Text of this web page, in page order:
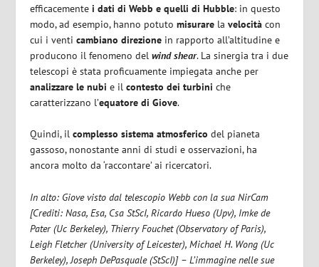
efficacementei dati di Webb e quelli di Hubble: in questo
modo, ad esempio, hanno potutomisurare lavelocità con
cui i venticambiano direzione in rapporto all’altitudine e
producono il fenomeno delwind shear. La sinergia tra i due
telescopi è stata proficuamente impiegata anche per
analizzare le nubi e ilcontesto dei turbini che
caratterizzano l’equatore di Giove.
Quindi, ilcomplesso sistema atmosferico del pianeta
gassoso, nonostante anni di studi e osservazioni, ha
ancora molto da ‘raccontare’ ai ricercatori.
In alto: Giove visto dal telescopio Webb con la sua NirCam
[Crediti: Nasa, Esa, Csa StScI, Ricardo Hueso (Upv), Imke de
Pater (Uc Berkeley), Thierry Fouchet (Observatory of Paris),
Leigh Fletcher (University of Leicester), Michael H. Wong (Uc
Berkeley), Joseph DePasquale (StScI)] – L’immagine nelle sue